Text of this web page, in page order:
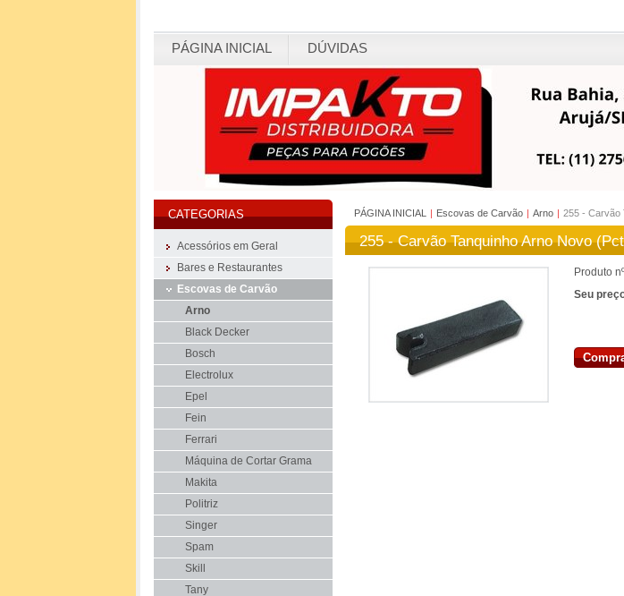
PÁGINA INICIAL DÚVIDAS
PÁGINA INICIAL | Escovas de Carvão | Arno | 255 - Carvão
255 - Carvão Tanquinho Arno Novo
Produto
Seu
CATEGORIAS
Acessórios em Geral
Bares e Restaurantes
Escovas de Carvão
Arno
Black Decker
Bosch
Electrolux
Epel
Fein
Ferrari
Máquina de Cortar Grama
Makita
Politriz
Singer
Spam
Skill
Tany